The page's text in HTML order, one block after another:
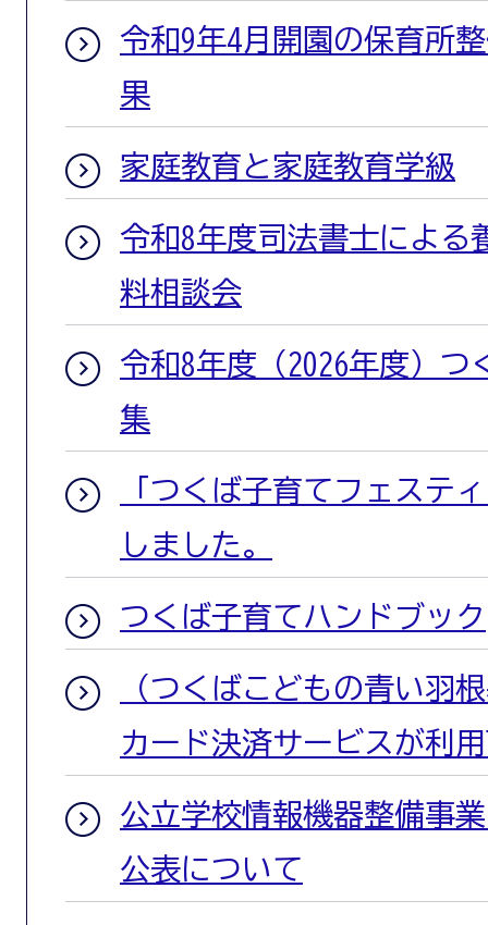
令和9年4月開園の保育所
果
家庭教育と家庭教育学級
令和8年度司法書士による
料相談会
令和8年度（2026年度）つ
集
「つくば子育てフェステ
しました。
つくば子育てハンドブック
（つくばこどもの青い羽
カード決済サービスが利
公立学校情報機器整備事
公表について